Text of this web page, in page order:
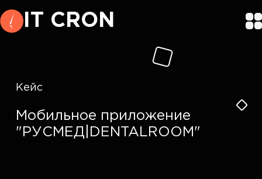
IT CRON
Кейс
Мобильное приложение
"РУСМЕД|DENTALROOM"